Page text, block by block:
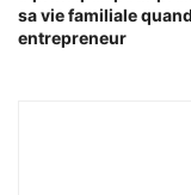
sa vie familiale
entrepreneur